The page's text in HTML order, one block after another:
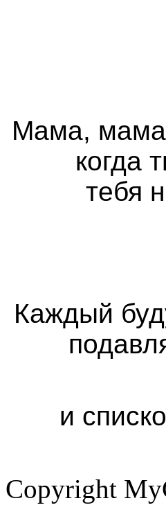
Мама, мама
когда
тебя
Каждый
и
Copyright